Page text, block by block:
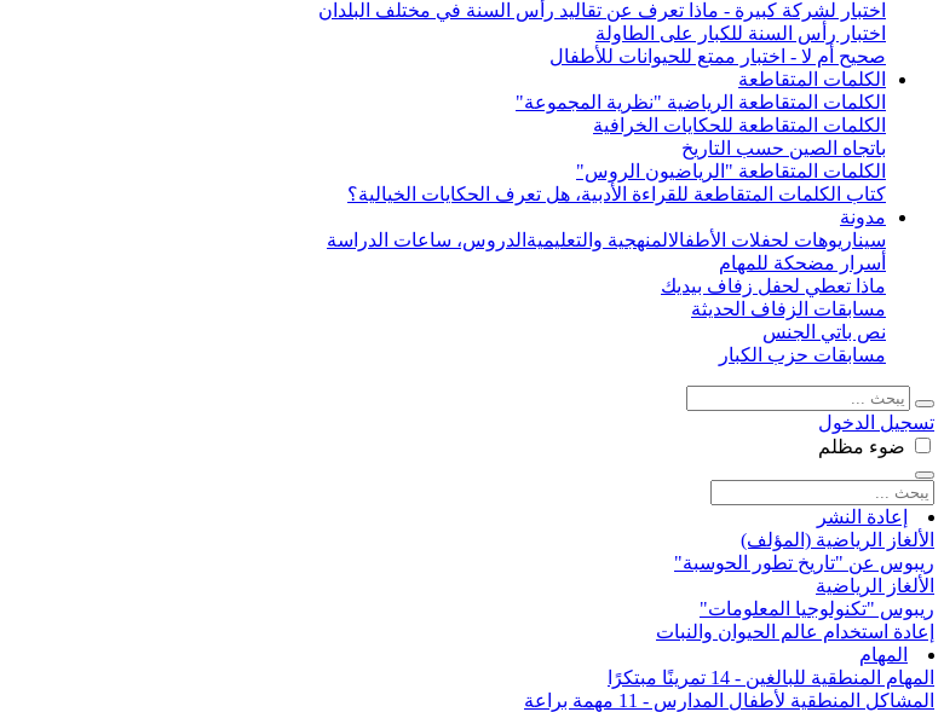
اختبار لشركة كبيرة - ماذا تعرف عن تقاليد رأس السنة في مختلف البلدان
اختبار رأس السنة للكبار على الطاولة
صحيح أم لا - اختبار ممتع للحيوانات للأطفال
الكلمات المتقاطعة
الكلمات المتقاطعة الرياضية "نظرية المجموعة"
الكلمات المتقاطعة للحكايات الخرافية
باتجاه الصين حسب التاريخ
الكلمات المتقاطعة "الرياضيون الروس"
كتاب الكلمات المتقاطعة للقراءة الأدبية، هل تعرف الحكايات الخيالية؟
مدونة
سيناريوهات لحفلات الأطفالالمنهجية والتعليمية الدروس، ساعات الدراسة
أسرار مضحكة للمهام
ماذا تعطي لحفل زفاف بيديك
مسابقات الزفاف الحديثة
نص باتي الجنس
مسابقات حزب الكبار
تسجيل الدخول
ضوء مظلم
إعادة النشر
الألغاز الرياضية (المؤلف)
ريبوس عن "تاريخ تطور الحوسبة"
الألغاز الرياضية
ريبوس "تكنولوجيا المعلومات"
إعادة استخدام عالم الحيوان والنبات
المهام
المهام المنطقية للبالغين - 14 تمرينًا مبتكرًا
المشاكل المنطقية لأطفال المدارس - 11 مهمة براعة